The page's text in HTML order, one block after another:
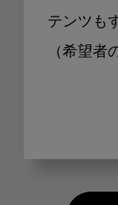
テンツも
（希望者